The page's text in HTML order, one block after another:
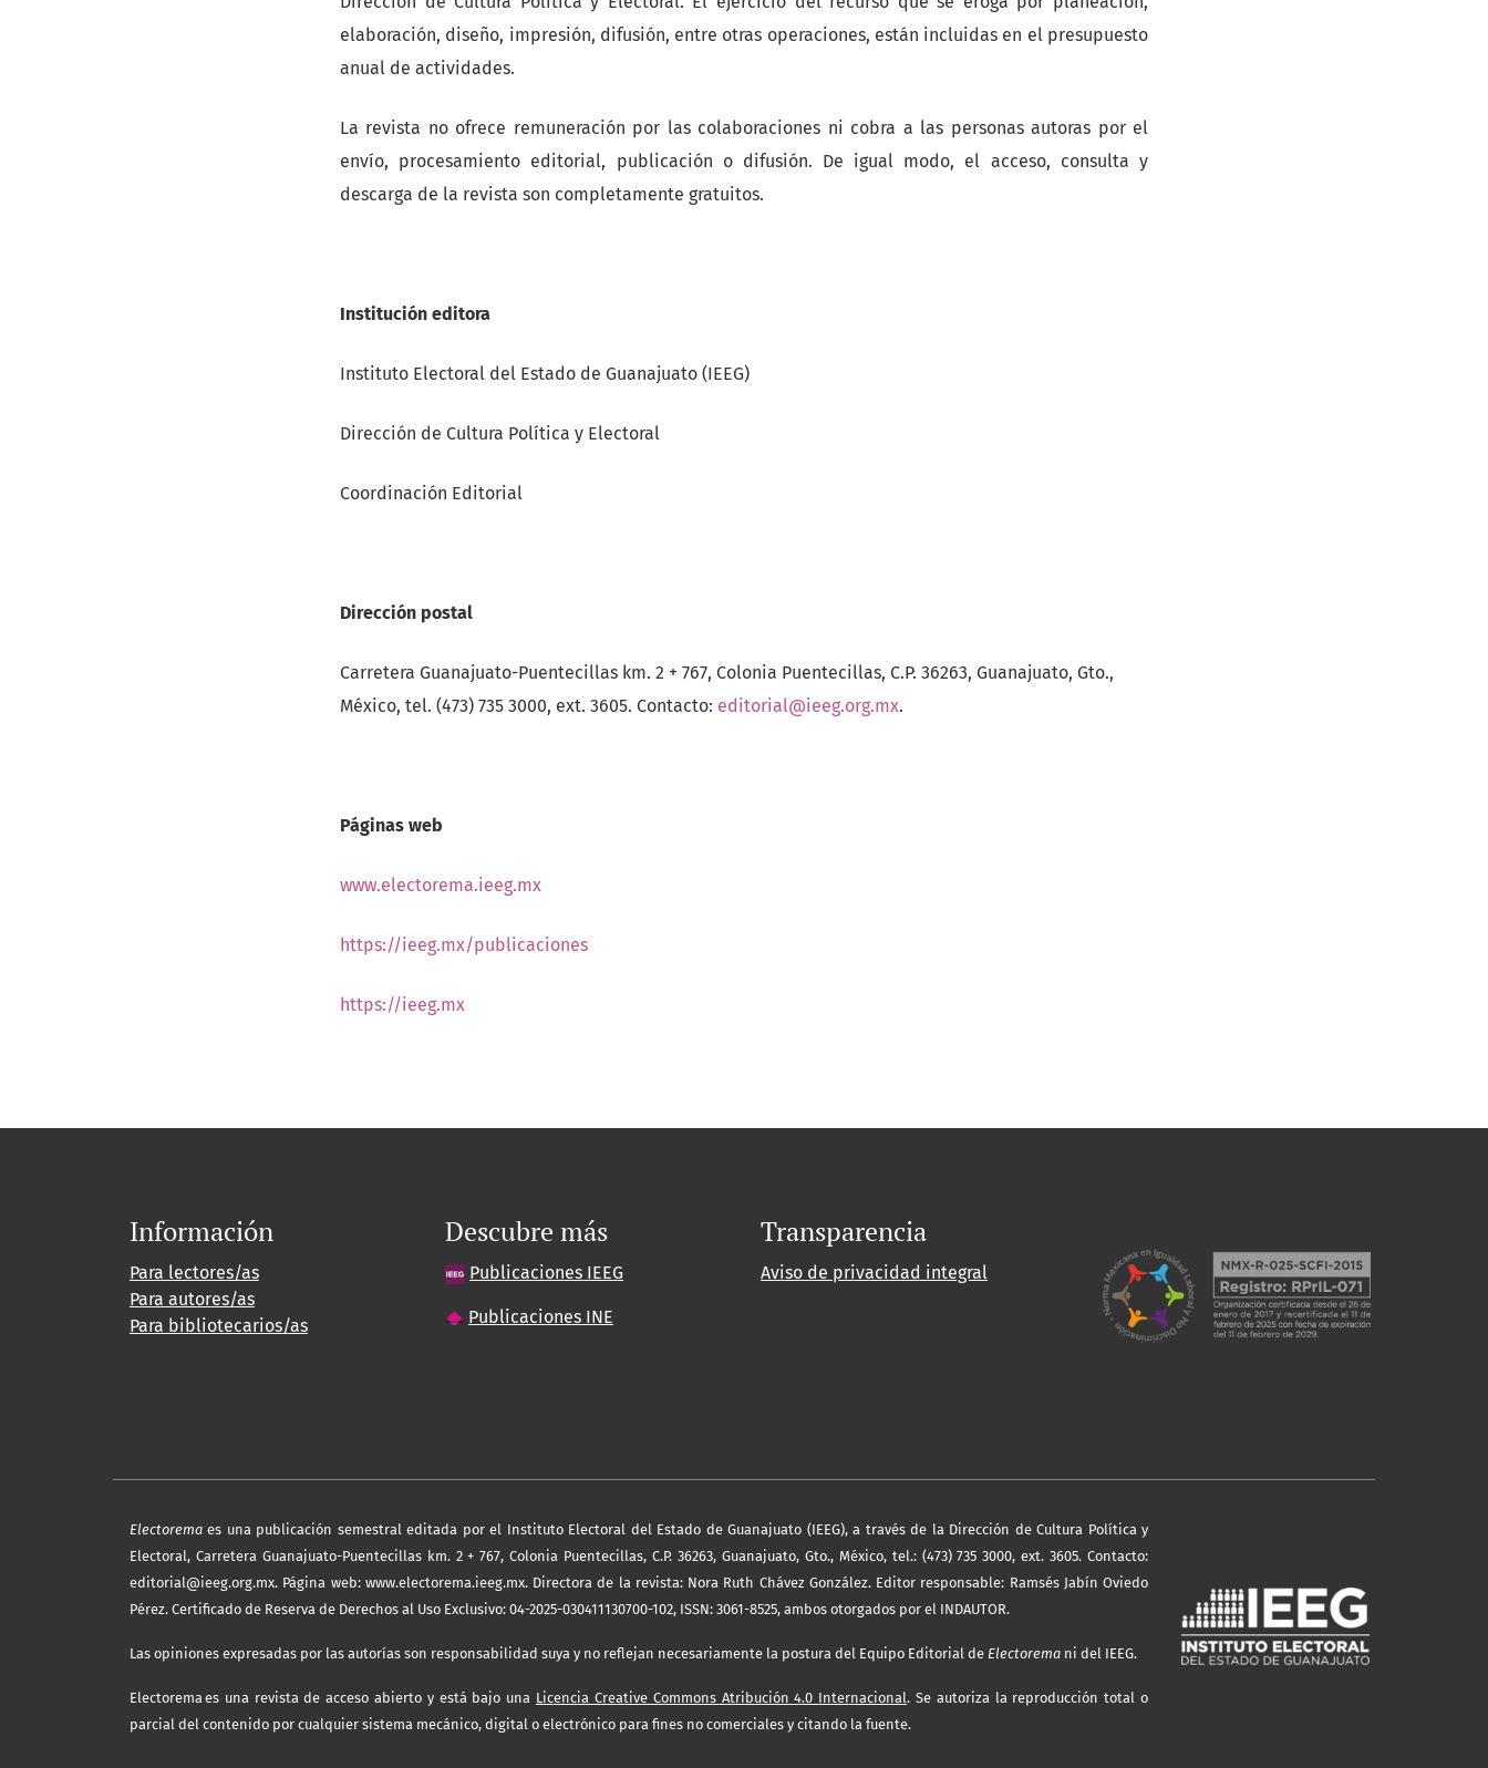
elaboración, diseño, impresión, difusión, entre otras operaciones, están incluidas en el presupuesto
anual de actividades.
La revista no ofrece remuneración por las colaboraciones ni cobra a las personas autoras por el
envío, procesamiento editorial, publicación o difusión. De igual modo, el acceso, consulta y
descarga de la revista son completamente gratuitos.
Institución editora
Instituto Electoral del Estado de Guanajuato (IEEG)
Dirección de Cultura Política y Electoral
Coordinación Editorial
Dirección postal
Carretera Guanajuato-Puentecillas km. 2 + 767, Colonia Puentecillas, C.P. 36263, Guanajuato, Gto.,
México, tel. (473) 735 3000, ext. 3605. Contacto: editorial@ieeg.org.mx.
Páginas web
www.electorema.ieeg.mx
https://ieeg.mx/publicaciones
https://ieeg.mx
Información
Para lectores/as
Para autores/as
Para bibliotecarios/as
Descubre más
Publicaciones IEEG
Publicaciones INE
Transparencia
Aviso de privacidad integral
Electorema es una publicación semestral editada por el Instituto Electoral del Estado de Guanajuato (IEEG), a través de la Dirección de Cultura Política y
Electoral, Carretera Guanajuato-Puentecillas km. 2 + 767, Colonia Puentecillas, C.P. 36263, Guanajuato, Gto., México, tel.: (473) 735 3000, ext. 3605. Contacto:
editorial@ieeg.org.mx. Página web: www.electorema.ieeg.mx. Directora de la revista: Nora Ruth Chávez González. Editor responsable: Ramsés Jabín Oviedo
Pérez. Certificado de Reserva de Derechos al Uso Exclusivo: 04-2025-030411130700-102, ISSN: 3061-8525, ambos otorgados por el INDAUTOR.
Las opiniones expresadas por las autorías son responsabilidad suya y no reflejan necesariamente la postura del Equipo Editorial de Electorema ni del IEEG.
Electorema es una revista de acceso abierto y está bajo una Licencia Creative Commons Atribución 4.0 Internacional. Se autoriza la reproducción total o
parcial del contenido por cualquier sistema mecánico, digital o electrónico para fines no comerciales y citando la fuente.